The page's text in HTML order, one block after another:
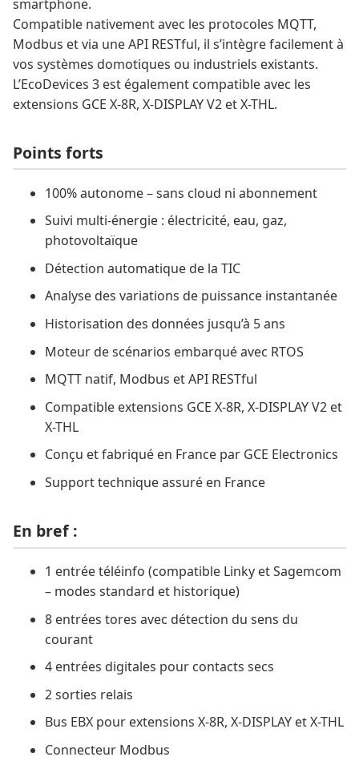
smartphone.
Compatible nativement avec les protocoles MQTT,
Modbus et via une API RESTful, il s’intègre facilement à
vos systèmes domotiques ou industriels existants.
L’EcoDevices 3 est également compatible avec les
extensions GCE X-8R, X-DISPLAY V2 et X-THL.
Points forts
100% autonome – sans cloud ni abonnement
Suivi multi-énergie : électricité, eau, gaz,
photovoltaïque
Détection automatique de la TIC
Analyse des variations de puissance instantanée
Historisation des données jusqu’à 5 ans
Moteur de scénarios embarqué avec RTOS
MQTT natif, Modbus et API RESTful
Compatible extensions GCE X-8R, X-DISPLAY V2 et
X-THL
Conçu et fabriqué en France par GCE Electronics
Support technique assuré en France
En bref :
1 entrée téléinfo (compatible Linky et Sagemcom
– modes standard et historique)
8 entrées tores avec détection du sens du
courant
4 entrées digitales pour contacts secs
2 sorties relais
Bus EBX pour extensions X-8R, X-DISPLAY et X-THL
Connecteur Modbus